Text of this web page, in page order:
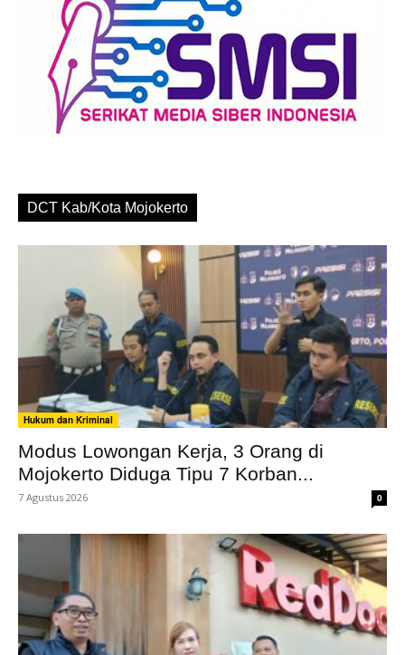
DCT Kab/Kota Mojokerto
Hukum dan Kriminal
Modus Lowongan Kerja, 3 Orang di
Mojokerto Diduga Tipu 7 Korban...
7 Agustus 2026 0